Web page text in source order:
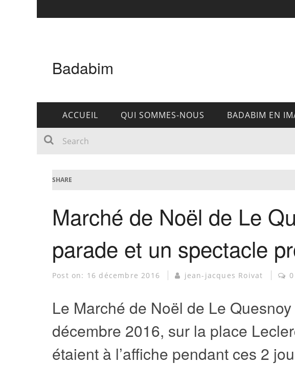
Badabim
ACCUEIL QUI SOMMES-NOUS BADABIM EN
SHARE
Marché de Noël de Le
parade et un spectacle
Post on: 16 décembre 2016 jean-jacques Roivat 0
Le Marché de Noël de Le
décembre 2016, sur la place
étaient à l’affiche pendant ces 2